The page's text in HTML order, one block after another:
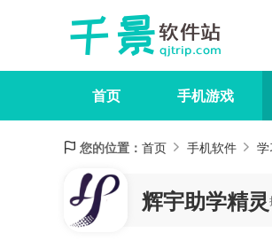
首页 手机游戏
您的位置： 首页 手机软件
辉宇助学精灵